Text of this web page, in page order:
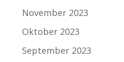
November 2023
Oktober 2023
September 2023